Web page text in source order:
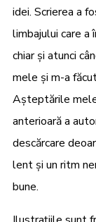
idei. Scrierea a
limbajului care a
chiar și atunci
mele și m-a
Așteptările
anterioară a
descărcare
lent și un ritm
bune.